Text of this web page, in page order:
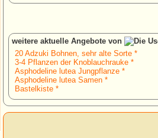
weitere aktuelle Angebote von
20 Adzuki Bohnen, sehr alte Sorte *
3-4 Pflanzen der Knoblauchrauke *
Asphodeline lutea Jungpflanze *
Asphodeline lutea Samen *
Bastelkiste *